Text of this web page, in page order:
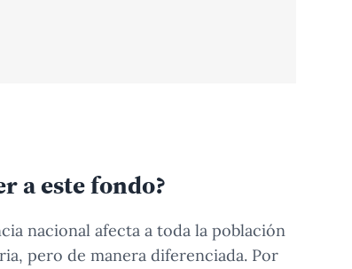
a este fondo?
nacional afecta a toda la población
pero de manera diferenciada. Por